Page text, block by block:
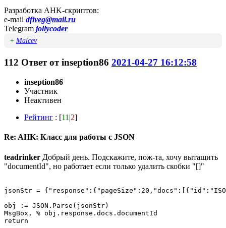
Разработка AHK-скриптов:
e-mail dfiveg@mail.ru
Telegram jollycoder
+ Malcev
112 Ответ отinseption86 2021-04-27 16:12:58
inseption86
Участник
Неактивен
Рейтинг : [11 |2]
Re: AHK: Класс для работы с JSON
teadrinker Добрый день. Подскажите, пож-та, хочу вытащить
"documentId", но работает если только удалить скобки "[]"
jsonStr =
obj := JSON.Parse(jsonStr)
MsgBox, % obj.response.docs.documentId
return